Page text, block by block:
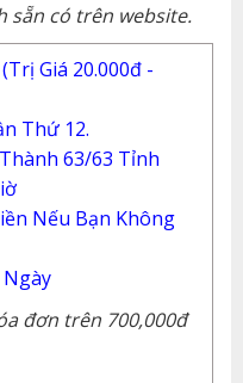
sẵn có trên website.
Giá 20.000đ -
Thứ 12.
63/63 Tỉnh
Nếu Bạn Không
đơn trên 700,000đ